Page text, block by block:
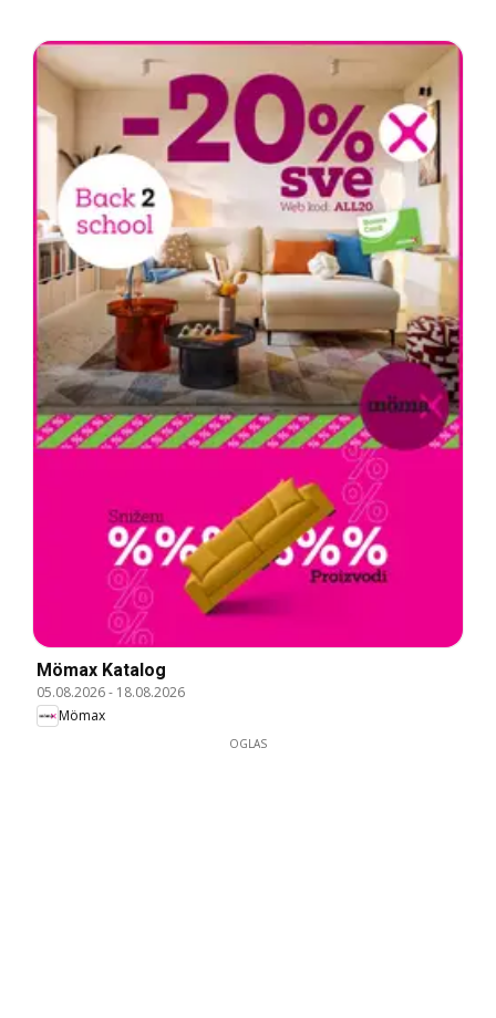
Mömax Katalog
05.08.2026- 18.08.2026
Mömax
OGLAS